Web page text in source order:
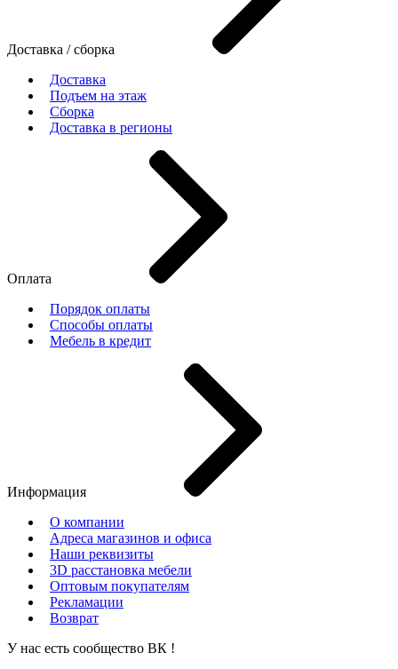
Доставка / сборка
Доставка
Подъем на этаж
Сборка
Доставка в регионы
Оплата
Порядок оплаты
Способы оплаты
Мебель в кредит
Информация
О компании
Адреса магазинов и офиса
Наши реквизиты
3D расстановка мебели
Оптовым покупателям
Рекламации
Возврат
У нас есть сообщество ВК !